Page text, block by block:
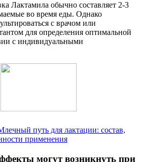
Лактамила обычно составляет 2-3
во время еды. Однако
с врачом или
для определения оптимальной
с индивидуальными
путь для лактации: состав,
применения
могут возникнуть при